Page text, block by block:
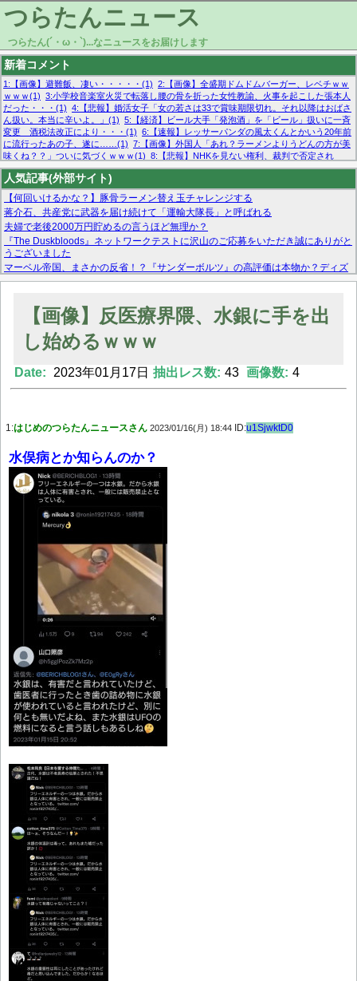
つらたんニュース
つらたん(´・ω・`)...なニュースをお届けします
新着コメント
1:【画像】避難飯、凄い・・・・・(1) 2:【画像】全盛期ドムドムバーガー、レベチｗｗ
ｗｗｗ(1) 3:小学校音楽室火災で転落し腰の骨を折った女性教諭、火事を起こした張本人
だった・・・(1) 4:【悲報】婚活女子「女の若さは33で賞味期限切れ。それ以降はおばさ
ん扱い。本当に辛いよ。」(1) 5:【経済】ビール大手「発泡酒」を「ビール」扱いに一斉
変更 酒税法改正により・・・(1) 6:【速報】レッサーパンダの風太くんとかいう20年前
に流行ったあの子、遂に……(1) 7:【画像】外国人「あれ？ラーメンよりうどんの方が美
味くね？？」ついに気づくｗｗｗ(1) 8:【悲報】NHKを見ない権利、裁判で否定され
る・・・(1) 9:欧州委員長「原発縮小は間違いでした」(1) 10:【悲報】日本企業の人手不
足、限界突破 52%「正社員も足りてません…」(1)
人気記事(外部サイト)
【何回いけるかな？】豚骨ラーメン替え玉チャレンジする
蒋介石、共産党に武器を届け続けて「運輸大隊長」と呼ばれる
夫婦で老後2000万円貯めるの言うほど無理か？
『The Duskbloods』ネットワークテストに沢山のご応募をいただき誠にありがと
うございました
マーベル帝国、まさかの反省！？『サンダーボルツ』の高評価は本物か？ディズ
ニーCEOの「量より質」宣言の裏で渦巻くファンの本音とMCUの未来を徹底考
【モー娘。石田亜佑美】ファーストテイク出演も新規獲得ならず？北川莉央が1
【画像あり】FacebookとかTwitterで拾ったエロ画像貼ってくよ
【画像】反医療界隈、水銀に手を出
し始めるｗｗｗ
Date: 2023年01月17日 抽出レス数: 43 画像数: 4
1:はじめのつらたんニュースさん 2023/01/16(月) 18:44 ID:u1SjwktD0
水俣病とか知らんのか？